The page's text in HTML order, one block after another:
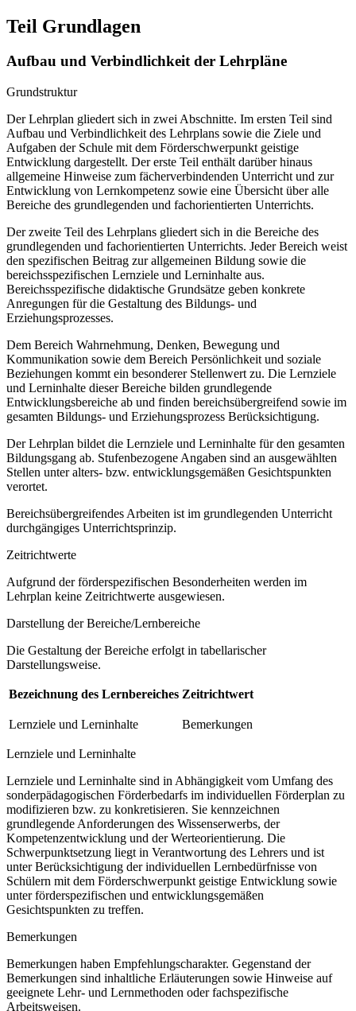
Teil Grundlagen
Aufbau und Verbindlichkeit der Lehrpläne
Grundstruktur
Der Lehrplan gliedert sich in zwei Abschnitte. Im ersten Teil sind
Aufbau und Verbindlichkeit des Lehrplans sowie die Ziele und
Aufgaben der Schule mit dem Förderschwerpunkt geistige
Entwicklung dargestellt. Der erste Teil enthält darüber hinaus
allgemeine Hinweise zum fächerverbindenden Unterricht und zur
Entwicklung von Lernkompetenz sowie eine Übersicht über alle
Bereiche des grundlegenden und fachorientierten Unterrichts.
Der zweite Teil des Lehrplans gliedert sich in die Bereiche des
grundlegenden und fachorientierten Unterrichts. Jeder Bereich weist
den spezifischen Beitrag zur allgemeinen Bildung sowie die
bereichsspezifischen Lernziele und Lerninhalte aus.
Bereichsspezifische didaktische Grundsätze geben konkrete
Anregungen für die Gestaltung des Bildungs- und
Erziehungsprozesses.
Dem Bereich Wahrnehmung, Denken, Bewegung und
Kommunikation sowie dem Bereich Persönlichkeit und soziale
Beziehungen kommt ein besonderer Stellenwert zu. Die Lernziele
und Lerninhalte dieser Bereiche bilden grundlegende
Entwicklungsbereiche ab und finden bereichsübergreifend sowie im
gesamten Bildungs- und Erziehungsprozess Berücksichtigung.
Der Lehrplan bildet die Lernziele und Lerninhalte für den gesamten
Bildungsgang ab. Stufenbezogene Angaben sind an ausgewählten
Stellen unter alters- bzw. entwicklungsgemäßen Gesichtspunkten
verortet.
Bereichsübergreifendes Arbeiten ist im grundlegenden Unterricht
durchgängiges Unterrichtsprinzip.
Zeitrichtwerte
Aufgrund der förderspezifischen Besonderheiten werden im
Lehrplan keine Zeitrichtwerte ausgewiesen.
Darstellung der Bereiche/Lernbereiche
Die Gestaltung der Bereiche erfolgt in tabellarischer
Darstellungsweise.
Bezeichnung des Lernbereiches Zeitrichtwert
Lernziele und Lerninhalte Bemerkungen
Lernziele und Lerninhalte
Lernziele und Lerninhalte sind in Abhängigkeit vom Umfang des
sonderpädagogischen Förderbedarfs im individuellen Förderplan zu
modifizieren bzw. zu konkretisieren. Sie kennzeichnen
grundlegende Anforderungen des Wissenserwerbs, der
Kompetenzentwicklung und der Werteorientierung. Die
Schwerpunktsetzung liegt in Verantwortung des Lehrers und ist
unter Berücksichtigung der individuellen Lernbedürfnisse von
Schülern mit dem Förderschwerpunkt geistige Entwicklung sowie
unter förderspezifischen und entwicklungsgemäßen
Gesichtspunkten zu treffen.
Bemerkungen
Bemerkungen haben Empfehlungscharakter. Gegenstand der
Bemerkungen sind inhaltliche Erläuterungen sowie Hinweise auf
geeignete Lehr- und Lernmethoden oder fachspezifische
Arbeitsweisen.